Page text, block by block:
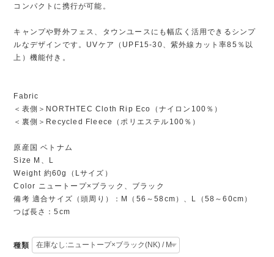
コンパクトに携行が可能。
キャンプや野外フェス、タウンユースにも幅広く活用できるシンプ
ルなデザインです。UVケア（UPF15-30、紫外線カット率85％以
上）機能付き。
Fabric
＜表側＞NORTHTEC Cloth Rip Eco（ナイロン100％）
＜裏側＞Recycled Fleece（ポリエステル100％）
原産国 ベトナム
Size M、L
Weight 約60g（Lサイズ）
Color ニュートープ×ブラック、ブラック
備考 適合サイズ（頭周り）：M（56～58cm）、L（58～60cm）
つば長さ：5cm
種類